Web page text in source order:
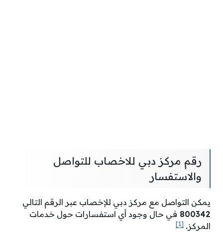
رقم مركز دبي للاخصاب للتواصل
والاستفسار
يمكن التواصل مع مركز دبي للإخصاب عبر الرقم التالي
800342 في حال وجود أي استفسارات حول خدمات
المركز.
[1]